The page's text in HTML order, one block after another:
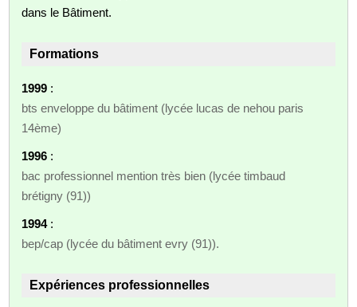
dans le Bâtiment.
Formations
1999 :
bts enveloppe du bâtiment (lycée lucas de nehou paris
14ème)
1996 :
bac professionnel mention très bien (lycée timbaud
brétigny (91))
1994:
bep/cap (lycée du bâtiment evry (91)).
Expériences professionnelles